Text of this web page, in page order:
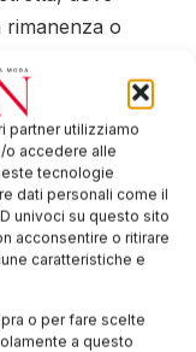
partner utilizziamo
accedere alle
tecnologie
dati personali come il
univoci su questo sito
acconsentire o ritirare
caratteristiche e
o per fare scelte
a questo
rimanenza o
circolare,
la pelle
praticamente
i 240 litri di
di pelle
produttrici di